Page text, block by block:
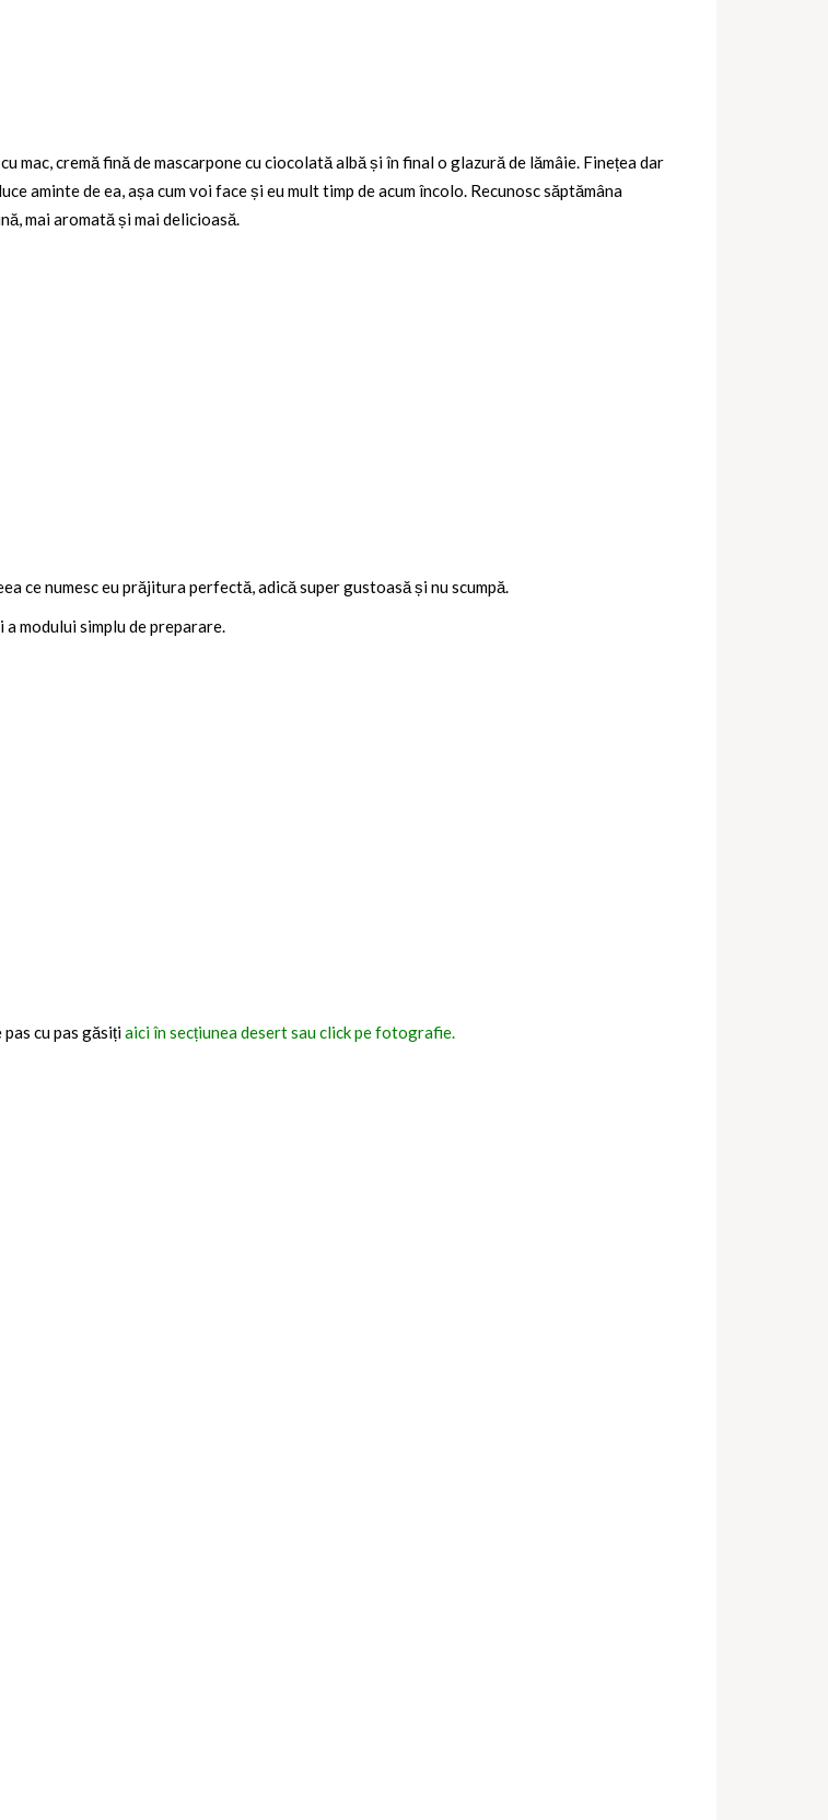
mac, cremă fină de mascarpone cu ciocolată albă și în final o glazură de lămâie. Finețea dar
aminte de ea, așa cum voi face și eu mult timp de acum încolo. Recunosc săptămâna
mai aromată și mai delicioasă.
ce numesc eu prăjitura perfectă, adică super gustoasă și nu scumpă.
modului simplu de preparare.
cu pas găsițiaici în secțiunea desert sau click pe fotografie.